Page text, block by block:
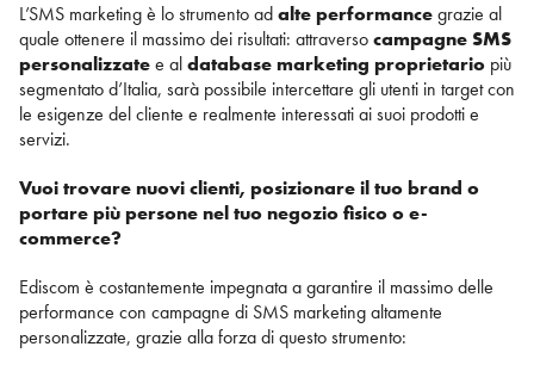
L’SMS marketing è lo strumento adalte performancegrazie al
quale ottenere il massimo dei risultati: attraversocampagne SMS
personalizzatee aldatabase marketing proprietario più
segmentato d’Italia, sarà possibile intercettare gli utenti in target con
le esigenze del cliente e realmente interessati ai suoi prodotti e
servizi.
Vuoi trovare nuovi clienti, posizionare il tuo brand o
portare più persone nel tuo negozio fisico o e-
commerce?
Ediscom è costantemente impegnata a garantire il massimo delle
performance con campagne di SMS marketing altamente
personalizzate, grazie alla forza di questo strumento: